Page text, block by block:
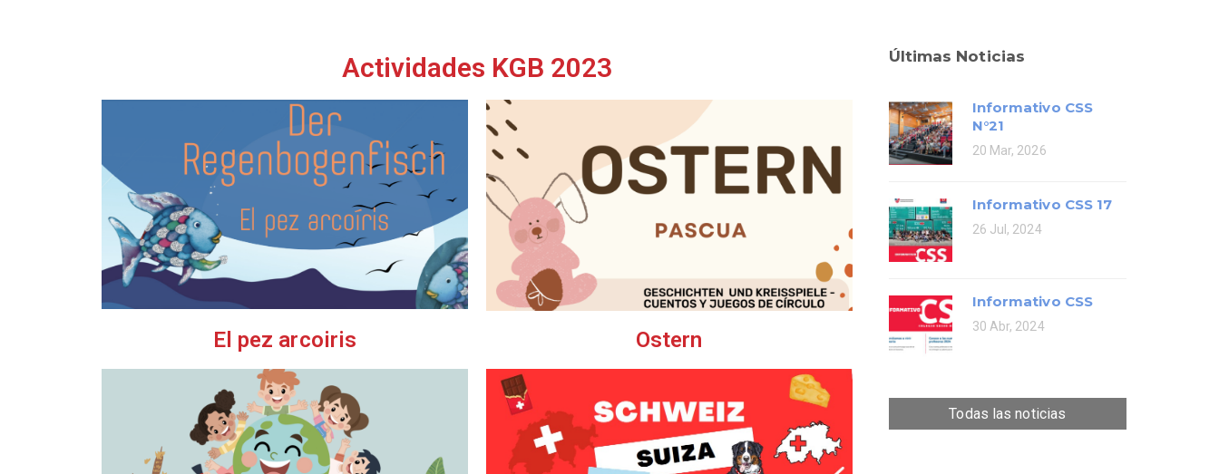
Actividades KGB 2023
El pez arcoiris Ostern
Últimas Noticias
Informativo CSS
N°21
20 Mar, 2026
Informativo CSS 17
26 Jul, 2024
Informativo CSS
30 Abr, 2024
Todas las noticias